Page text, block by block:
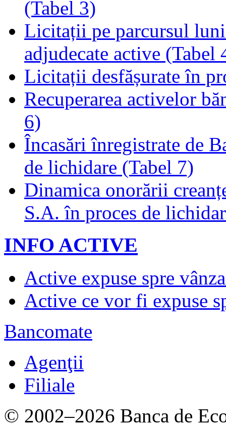
(Tabel 3)
Licitații pe parcursul
adjudecate active (Tabel
Licitații desfășurate în
Recuperarea activelor
6)
Încasări înregistrate de
de lichidare (Tabel 7)
Dinamica onorării
S.A. în proces de
INFO ACTIVE
Active expuse spre
Active ce vor fi expuse
Bancomate
Agenţii
Filiale
© 2002–2026 Banca de